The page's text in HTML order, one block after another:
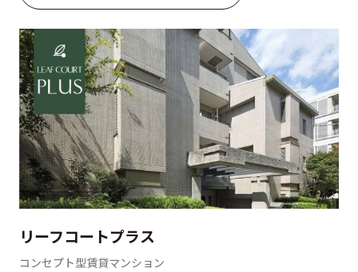
リーフコートプラス
コンセプト型賃貸マンション